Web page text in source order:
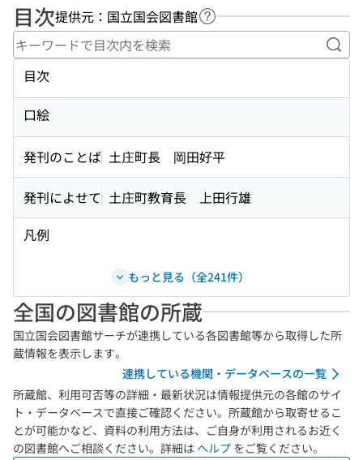
目次提供元：国立国会図書館 ヘルプページへのリンク
キ
目次
口絵
発刊のことば 土庄町長 岡田好平
発刊によせて 土庄町教育長 上田行雄
凡例
もっと見る（全241件）
全国の図書館の所蔵
国立国会図書館サーチが連携している各図書館等から取得した所
蔵情報を表示します。
連携している機関・データベースの一覧
所蔵館、利用可否等の詳細・最新状況は情報提供元の各館のサイ
ト・データベースで直接ご確認ください。所蔵館から取寄せるこ
とが可能かなど、資料の利用方法は、ご自身が利用されるお近く
の図書館へご相談ください。詳細は ヘルプ をご覧ください。